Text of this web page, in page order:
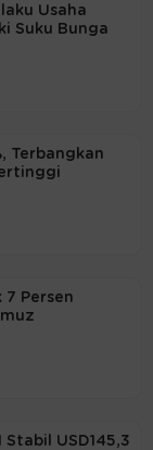
Usaha
Suku Bunga
Terbangkan
7 Persen
USD145,3